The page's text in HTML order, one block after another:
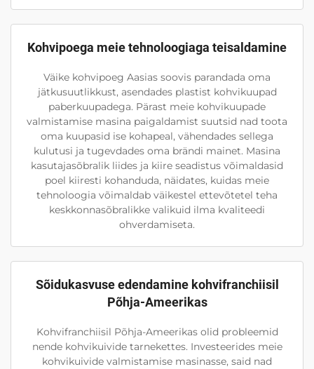
Kohvipoega meie tehnoloogiaga teisaldamine
Väike kohvipoeg Aasias soovis parandada oma
jätkusuutlikkust, asendades plastist kohvikuupad
paberkuupadega. Pärast meie kohvikuupade
valmistamise masina paigaldamist suutsid nad toota
oma kuupasid ise kohapeal, vähendades sellega
kulutusi ja tugevdades oma brändi mainet. Masina
kasutajasõbralik liides ja kiire seadistus võimaldasid
poel kiiresti kohanduda, näidates, kuidas meie
tehnoloogia võimaldab väikestel ettevõtetel teha
keskkonnasõbralikke valikuid ilma kvaliteedi
ohverdamiseta.
Sõidukasvuse edendamine kohvifranchiisil
Põhja-Ameerikas
Kohvifranchiisil Põhja-Ameerikas olid probleemid
nende kohvikuivide tarnekettes. Investeerides meie
kohvikuivide valmistamise masinasse, said nad